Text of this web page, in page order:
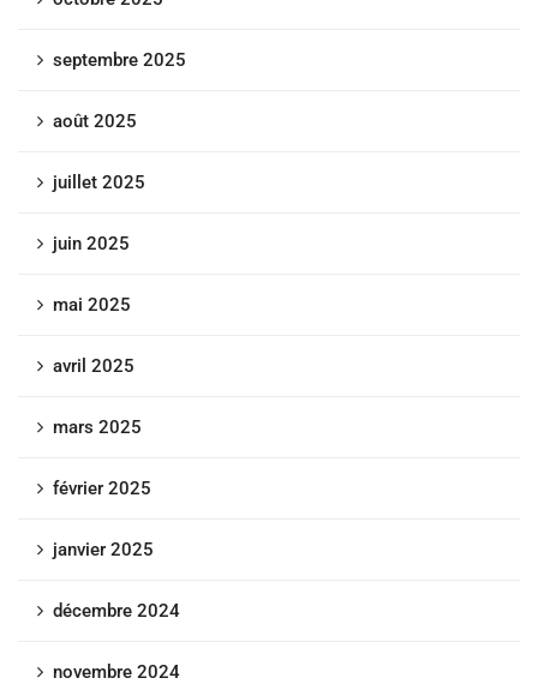
septembre 2025
août 2025
juillet 2025
juin 2025
mai 2025
avril 2025
mars 2025
février 2025
janvier 2025
décembre 2024
novembre 2024